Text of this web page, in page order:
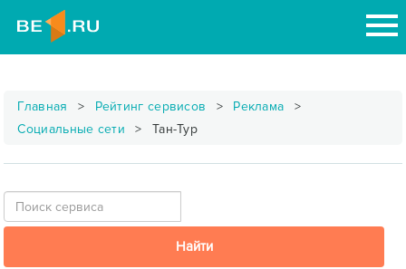
Главная Рейтинг сервисов
Реклама
Социальные сети
Тан-Тур